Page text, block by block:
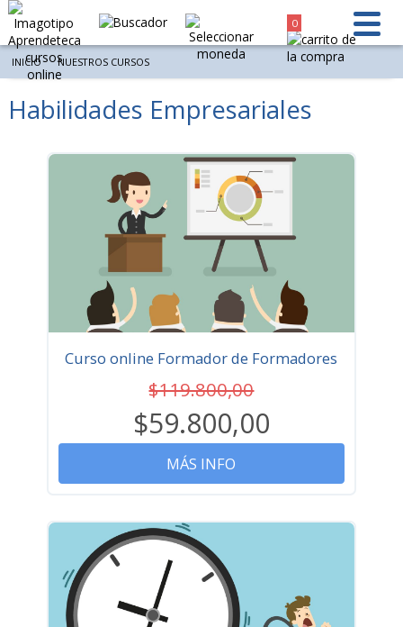
0
INICIO NUESTROS CURSOS
Habilidades Empresariales
Resultados 15 de 14 - Mostrar por página
Curso online Formador de Formadores
$119.800,00
$59.800,00
MÁS INFO